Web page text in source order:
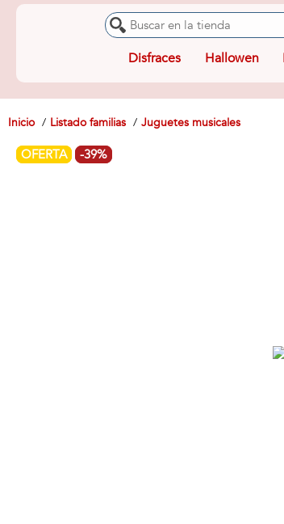
Disfraces Hallowen
Inicio Listado familias Juguetes musicales
OFERTA -39%